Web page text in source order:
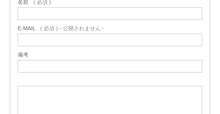
名前 ( 必須 )
E-MAIL ( 必須 ) - 公開されません -
備考